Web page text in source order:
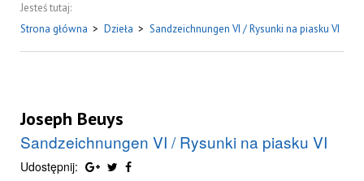
Jesteś tutaj:
Strona główna > Dzieła > Sandzeichnungen VI / Rysunki na piasku VI
Joseph Beuys
Sandzeichnungen VI / Rysunki na piasku VI
Udostępnij: